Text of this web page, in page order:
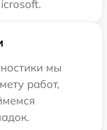
мы
работ,